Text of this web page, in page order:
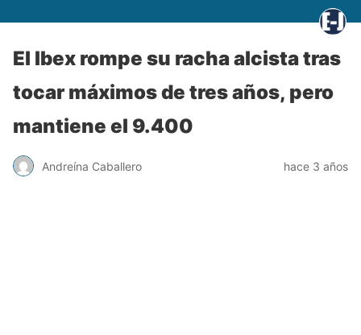
El Ibex rompe su racha alcista tras
tocar máximos de tres años, pero
mantiene el 9.400
Andreína Caballero hace 3 años